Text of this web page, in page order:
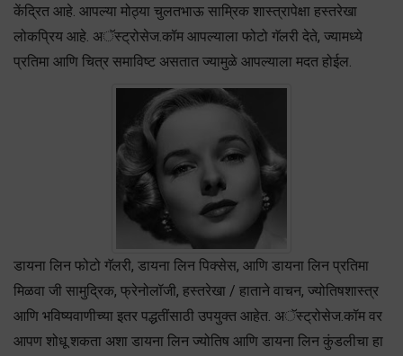
केंद्रित आहे. आपल्या मोठ्या चुलतभाऊ साम्रिक शास्त्रापेक्षा हस्तरेखा
लोकप्रिय आहे. अॅस्ट्रोसेज.कॉम आपल्याला फोटो गॅलरी देते, ज्यामध्ये
प्रतिमा आणि चित्र समाविष्ट असतात ज्यामुळे आपल्याला मदत होईल.
डायना लिन फोटो गॅलरी, डायना लिन पिक्सेस, आणि डायना लिन प्रतिमा
मिळवा जी सामुद्रिक, फ्रेनोलॉजी, हस्तरेखा / हाताने वाचन, ज्योतिषशास्त्र
आणि भविष्यवाणीच्या इतर पद्धतींसाठी उपयुक्त आहेत. अॅस्ट्रोसेज.कॉम वर
आपण शोधू शकता अशा डायना लिन ज्योतिष आणि डायना लिन कुंडलीचा हा